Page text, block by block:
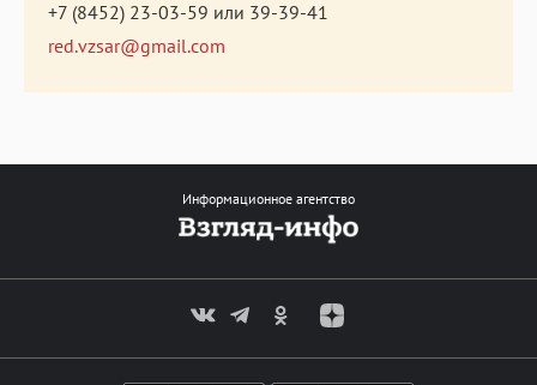
+7 (8452) 23-03-59 или 39-39-41
red.vzsar@gmail.com
Информационное агентство